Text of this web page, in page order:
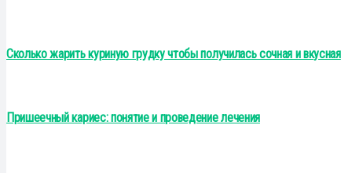
Сколько жарить куриную грудку чтобы получилась сочная и вкусная
Пришеечный кариес: понятие и проведение лечения